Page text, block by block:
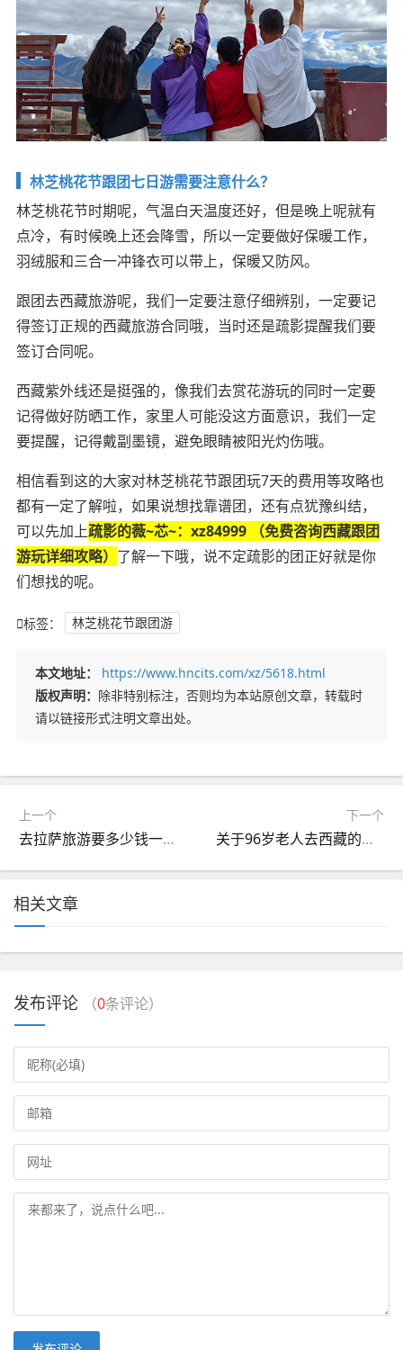
林芝桃花节跟团七日游需要注意什么？
林芝桃花节时期呢，气温白天温度还好，但是晚上呢就有
点冷，有时候晚上还会降雪，所以一定要做好保暖工作，
羽绒服和三合一冲锋衣可以带上，保暖又防风。
跟团去西藏旅游呢，我们一定要注意仔细辨别，一定要记
得签订正规的西藏旅游合同哦，当时还是疏影提醒我们要
签订合同呢。
西藏紫外线还是挺强的，像我们去赏花游玩的同时一定要
记得做好防晒工作，家里人可能没这方面意识，我们一定
要提醒，记得戴副墨镜，避免眼睛被阳光灼伤哦。
相信看到这的大家对林芝桃花节跟团玩7天的费用等攻略也
都有一定了解啦，如果说想找靠谱团，还有点犹豫纠结，
可以先加上疏影的薇~芯~：xz84999 （免费咨询西藏跟团
游玩详细攻略） 了解一下哦，说不定疏影的团正好就是你
们想找的呢。
标签： 林芝桃花节跟团游
本文地址：
https://www.hncits.com/xz/5618.html
版权声明： 除非特别标注，否则均为本站原创文章，转载时
请以链接形式注明文章出处。
上一个
去拉萨旅游要多少钱一天？去拉萨旅游要多少钱一天费用
下一个
关于96岁老人去西藏的信息
相关文章
发布评论 （0条评论）